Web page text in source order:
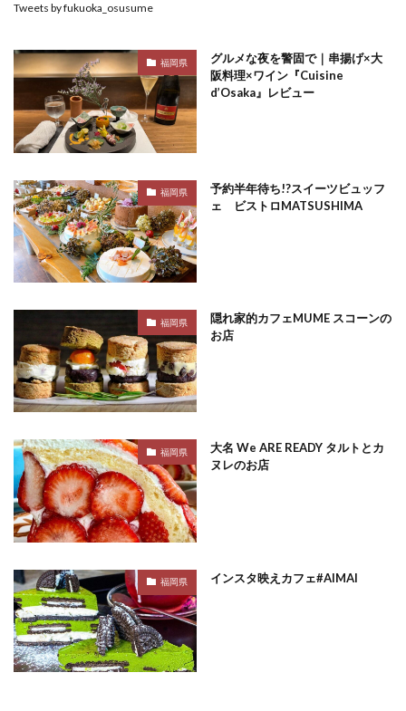
Tweets by fukuoka_osusume
福岡県
グルメな夜を警固で｜串揚げ×大
阪料理×ワイン『Cuisine
d’Osaka』レビュー
福岡県
予約半年待ち!?スイーツビュッフ
ェ ビストロMATSUSHIMA
福岡県
隠れ家的カフェMUME スコーンの
お店
福岡県
大名 We ARE READY タルトとカ
ヌレのお店
福岡県 インスタ映えカフェ#AIMAI